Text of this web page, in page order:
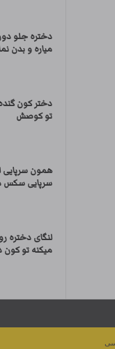
دختره جلو
میاره و بدن
دختر کون
تو کوصش
همون سرپایی
سرپایی سکس
لنگای دختره
میکنه تو کون